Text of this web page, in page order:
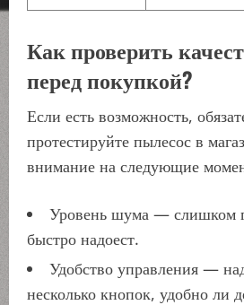
Как проверить
перед покупкой?
Если есть возможность,
протестируйте пылесос в
внимание на следующие
Уровень шума — слишком
быстро надоест.
Удобство управления —
несколько кнопок, удобно ли